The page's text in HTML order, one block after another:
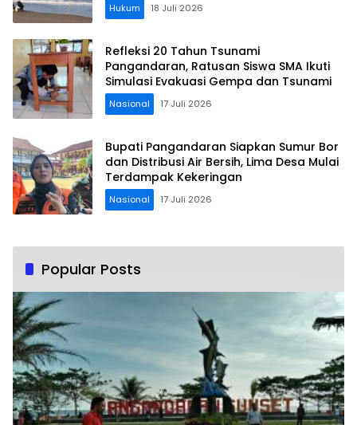
Hukum 18 Juli 2026
Refleksi 20 Tahun Tsunami
Pangandaran, Ratusan Siswa SMA Ikuti
Simulasi Evakuasi Gempa dan Tsunami
Nasional 17 Juli 2026
Bupati Pangandaran Siapkan Sumur Bor
dan Distribusi Air Bersih, Lima Desa Mulai
Terdampak Kekeringan
Nasional 17 Juli 2026
Popular Posts